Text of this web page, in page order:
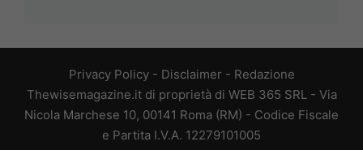
Privacy Policy- Disclaimer - Redazione
Thewisemagazine.it di proprietà di WEB 365 SRL - Via
Nicola Marchese 10, 00141 Roma (RM) - Codice Fiscale
e Partita I.V.A. 12279101005